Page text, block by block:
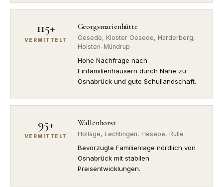
115+
VERMITTELT
Georgsmarienhütte
Oesede, Kloster Oesede, Harderberg,
Holsten-Mündrup
Hohe Nachfrage nach
Einfamilienhäusern durch Nähe zu
Osnabrück und gute Schullandschaft.
95+
VERMITTELT
Wallenhorst
Hollage, Lechtingen, Hesepe, Rulle
Bevorzugte Familienlage nördlich von
Osnabrück mit stabilen
Preisentwicklungen.